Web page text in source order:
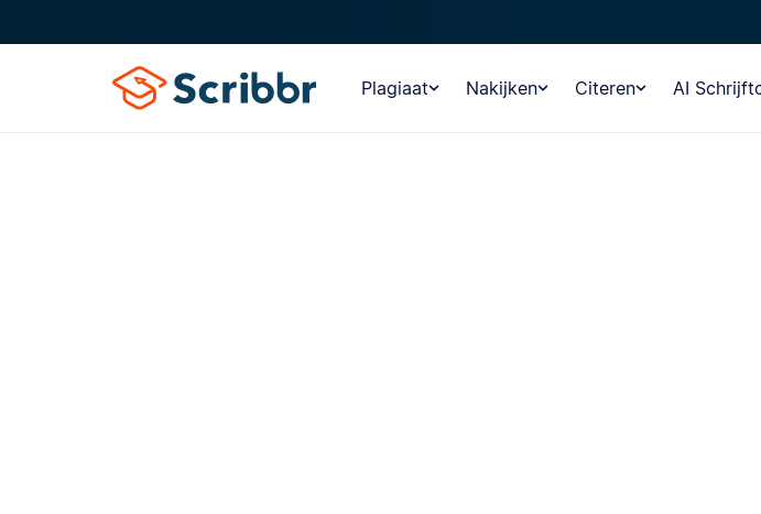
Plagiaat Nakijken Citeren AI